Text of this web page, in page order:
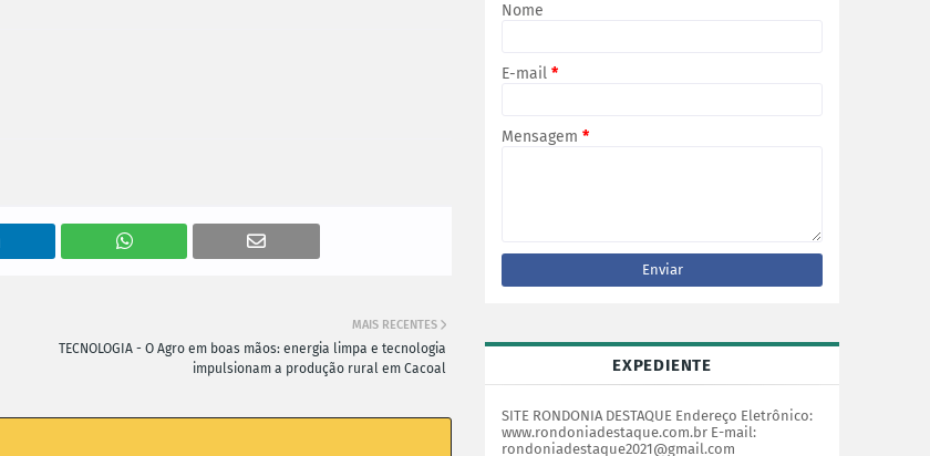
MAIS RECENTES
TECNOLOGIA - O Agro em boas mãos: energia limpa e tecnologia
impulsionam a produção rural em Cacoal
Nome
E-mail *
Mensagem *
EXPEDIENTE
SITE RONDONIA DESTAQUE Endereço Eletrônico:
www.rondoniadestaque.com.br E-mail:
rondoniadestaque2021@gmail.com